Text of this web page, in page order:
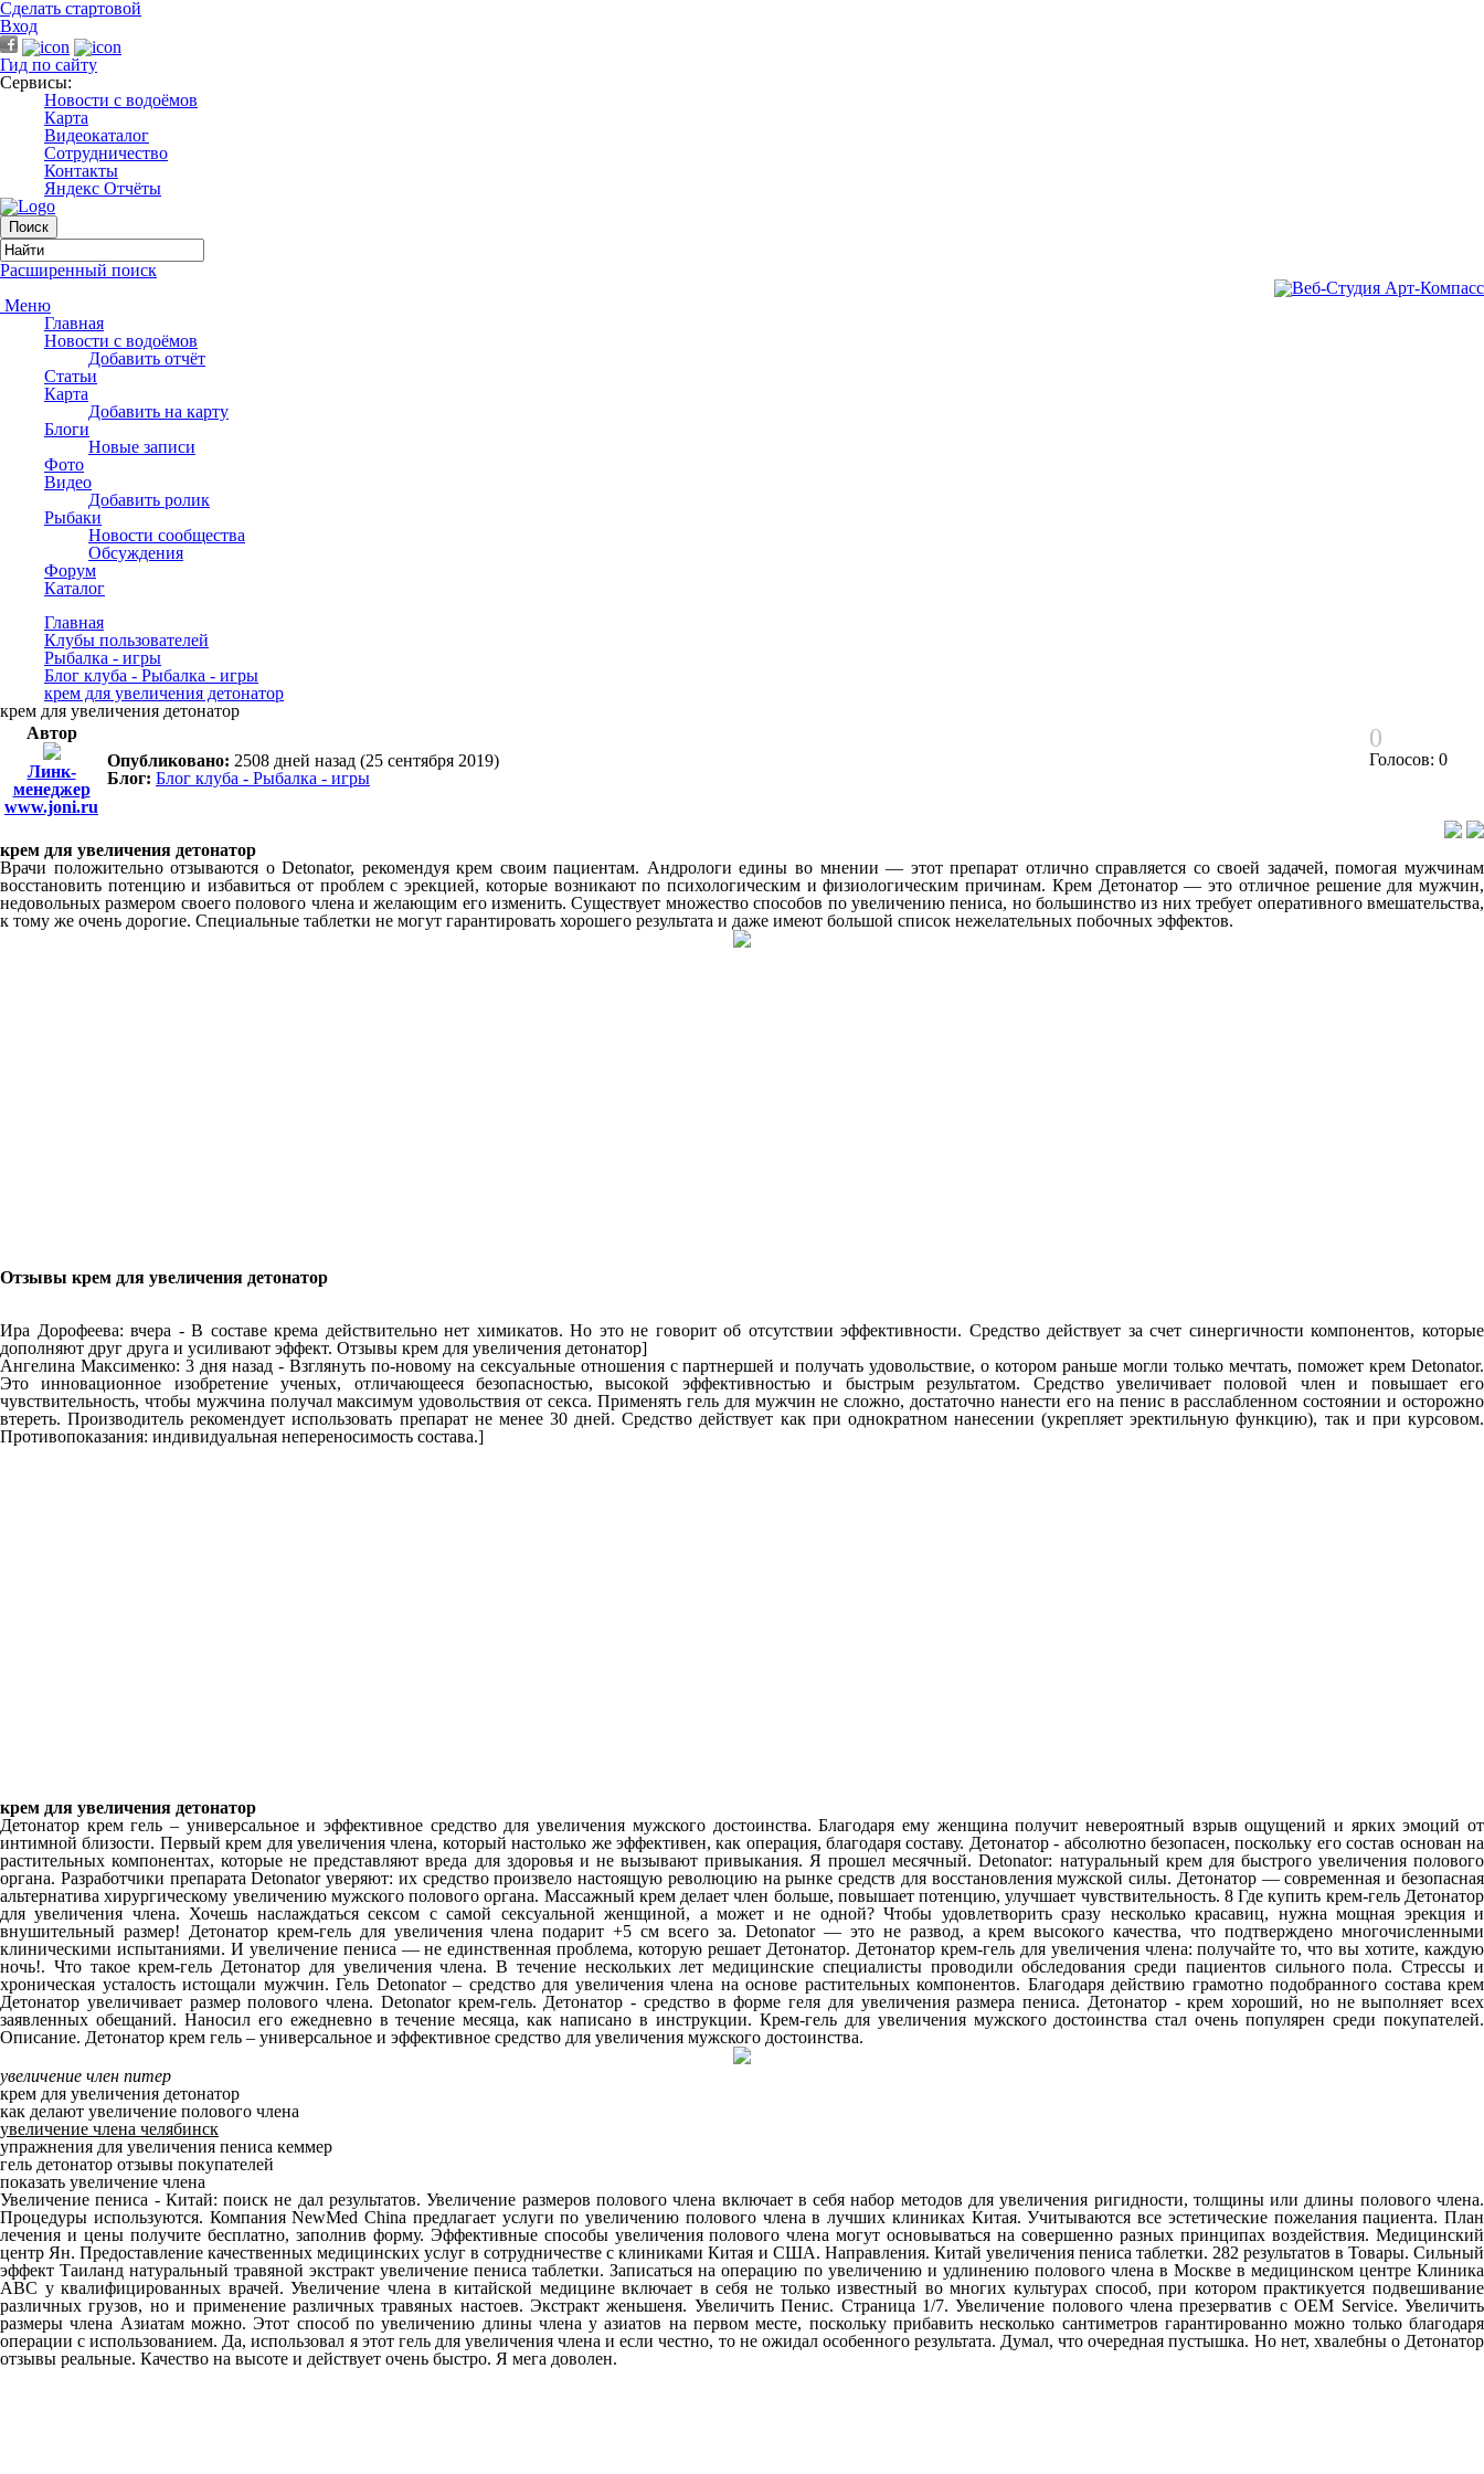
Сделать стартовой
Вход
Гид по сайту
Сервисы:
Новости с водоёмов
Карта
Видеокаталог
Сотрудничество
Контакты
Яндекс Отчёты
Расширенный поиск
Меню
Главная
Новости с водоёмов
Добавить отчёт
Статьи
Карта
Добавить на карту
Блоги
Новые записи
Фото
Видео
Добавить ролик
Рыбаки
Новости сообщества
Обсуждения
Форум
Каталог
Главная
Клубы пользователей
Рыбалка - игры
Блог клуба - Рыбалка - игры
крем для увеличения детонатор
крем для увеличения детонатор
Автор
Линк-
менеджер
www.joni.ru
Опубликовано: 2508 дней назад (25 сентября 2019)
Блог: Блог клуба - Рыбалка - игры
0
Голосов: 0
крем для увеличения детонатор
Врачи положительно отзываются о Detonator, рекомендуя крем своим пациентам. Андрологи едины во мнении — этот препарат отлично справляется со своей задачей, помогая мужчинам
восстановить потенцию и избавиться от проблем с эрекцией, которые возникают по психологическим и физиологическим причинам. Крем Детонатор — это отличное решение для мужчин,
недовольных размером своего полового члена и желающим его изменить. Существует множество способов по увеличению пениса, но большинство из них требует оперативного вмешательства,
к тому же очень дорогие. Специальные таблетки не могут гарантировать хорошего результата и даже имеют большой список нежелательных побочных эффектов.
Отзывы крем для увеличения детонатор
Ира Дорофеева: вчера - В составе крема действительно нет химикатов. Но это не говорит об отсутствии эффективности. Средство действует за счет синергичности компонентов, которые
дополняют друг друга и усиливают эффект. Отзывы крем для увеличения детонатор]
Ангелина Максименко: 3 дня назад - Взглянуть по-новому на сексуальные отношения с партнершей и получать удовольствие, о котором раньше могли только мечтать, поможет крем Detonator.
Это инновационное изобретение ученых, отличающееся безопасностью, высокой эффективностью и быстрым результатом. Средство увеличивает половой член и повышает его
чувствительность, чтобы мужчина получал максимум удовольствия от секса. Применять гель для мужчин не сложно, достаточно нанести его на пенис в расслабленном состоянии и осторожно
втереть. Производитель рекомендует использовать препарат не менее 30 дней. Средство действует как при однократном нанесении (укрепляет эректильную функцию), так и при курсовом.
Противопоказания: индивидуальная непереносимость состава.]
крем для увеличения детонатор
Детонатор крем гель – универсальное и эффективное средство для увеличения мужского достоинства. Благодаря ему женщина получит невероятный взрыв ощущений и ярких эмоций от
интимной близости. Первый крем для увеличения члена, который настолько же эффективен, как операция, благодаря составу. Детонатор - абсолютно безопасен, поскольку его состав основан на
растительных компонентах, которые не представляют вреда для здоровья и не вызывают привыкания. Я прошел месячный. Detonator: натуральный крем для быстрого увеличения полового
органа. Разработчики препарата Detonator уверяют: их средство произвело настоящую революцию на рынке средств для восстановления мужской силы. Детонатор — современная и безопасная
альтернатива хирургическому увеличению мужского полового органа. Массажный крем делает член больше, повышает потенцию, улучшает чувствительность. 8 Где купить крем-гель Детонатор
для увеличения члена. Хочешь наслаждаться сексом с самой сексуальной женщиной, а может и не одной? Чтобы удовлетворить сразу несколько красавиц, нужна мощная эрекция и
внушительный размер! Детонатор крем-гель для увеличения члена подарит +5 см всего за. Detonator — это не развод, а крем высокого качества, что подтверждено многочисленными
клиническими испытаниями. И увеличение пениса — не единственная проблема, которую решает Детонатор. Детонатор крем-гель для увеличения члена: получайте то, что вы хотите, каждую
ночь!. Что такое крем-гель Детонатор для увеличения члена. В течение нескольких лет медицинские специалисты проводили обследования среди пациентов сильного пола. Стрессы и
хроническая усталость истощали мужчин. Гель Detonator – средство для увеличения члена на основе растительных компонентов. Благодаря действию грамотно подобранного состава крем
Детонатор увеличивает размер полового члена. Detonator крем-гель. Детонатор - средство в форме геля для увеличения размера пениса. Детонатор - крем хороший, но не выполняет всех
заявленных обещаний. Наносил его ежедневно в течение месяца, как написано в инструкции. Крем-гель для увеличения мужского достоинства стал очень популярен среди покупателей.
Описание. Детонатор крем гель – универсальное и эффективное средство для увеличения мужского достоинства.
увеличение член питер
крем для увеличения детонатор
как делают увеличение полового члена
увеличение члена челябинск
упражнения для увеличения пениса кеммер
гель детонатор отзывы покупателей
показать увеличение члена
Увеличение пениса - Китай: поиск не дал результатов. Увеличение размеров полового члена включает в себя набор методов для увеличения ригидности, толщины или длины полового члена.
Процедуры используются. Компания NewMed China предлагает услуги по увеличению полового члена в лучших клиниках Китая. Учитываются все эстетические пожелания пациента. План
лечения и цены получите бесплатно, заполнив форму. Эффективные способы увеличения полового члена могут основываться на совершенно разных принципах воздействия. Медицинский
центр Ян. Предоставление качественных медицинских услуг в сотрудничестве с клиниками Китая и США. Направления. Китай увеличения пениса таблетки. 282 результатов в Товары. Сильный
эффект Таиланд натуральный травяной экстракт увеличение пениса таблетки. Записаться на операцию по увеличению и удлинению полового члена в Москве в медицинском центре Клиника
ABC у квалифицированных врачей. Увеличение члена в китайской медицине включает в себя не только известный во многих культурах способ, при котором практикуется подвешивание
различных грузов, но и применение различных травяных настоев. Экстракт женьшеня. Увеличить Пенис. Страница 1/7. Увеличение полового члена презерватив с OEM Service. Увеличить
размеры члена Азиатам можно. Этот способ по увеличению длины члена у азиатов на первом месте, поскольку прибавить несколько сантиметров гарантированно можно только благодаря
операции с использованием. Да, использовал я этот гель для увеличения члена и если честно, то не ожидал особенного результата. Думал, что очередная пустышка. Но нет, хвалебны о Детонатор
отзывы реальные. Качество на высоте и действует очень быстро. Я мега доволен.